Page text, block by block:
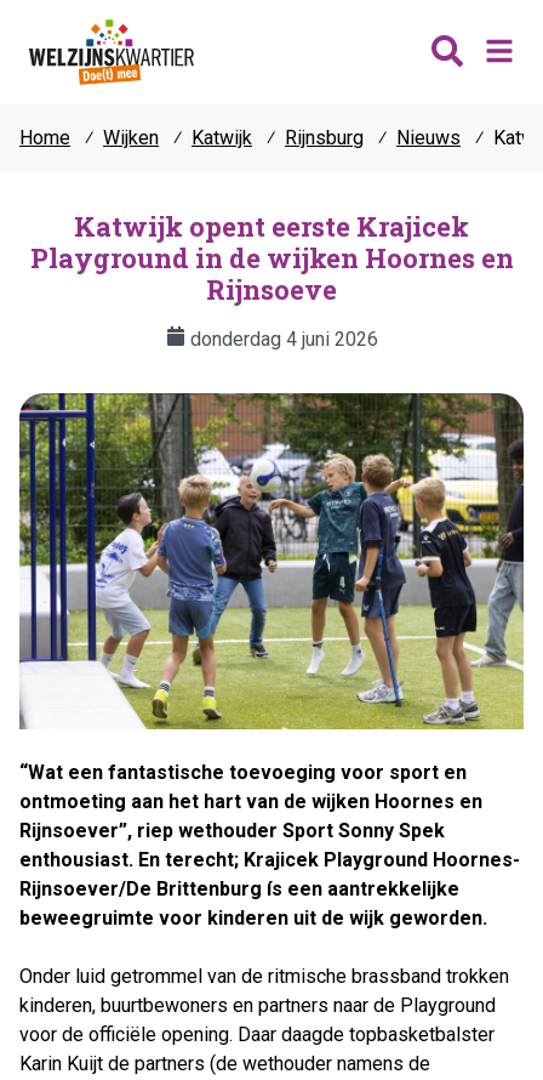
Lisse
Teylingen
Thema's
Vrijwilligers
Fit & vitaal
Mantelzorg
Verhuur
Home ⁄ Wijken ⁄ Katwijk ⁄ Rijnsburg ⁄ Nieuws ⁄
Katwijk opent eerste Krajicek
Playground in de wijken Hoornes en
Rijnsoeve
donderdag 4 juni 2026
“Wat een fantastische toevoeging voor sport en
ontmoeting aan het hart van de wijken Hoornes en
Rijnsoever”, riep wethouder Sport Sonny Spek
enthousiast. En terecht; Krajicek Playground Hoornes-
Rijnsoever/De Brittenburg ís een aantrekkelijke
beweegruimte voor kinderen uit de wijk geworden.
Onder luid getrommel van de ritmische brassband trokken
kinderen, buurtbewoners en partners naar de Playground
voor de officiële opening. Daar daagde topbasketbalster
Karin Kuijt de partners (de wethouder namens de